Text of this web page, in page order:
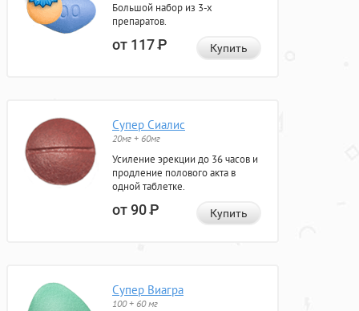
Большой набор из 3-х
препаратов.
от 117Р Купить
Супер Сиалис
20мг + 60мг
Усиление эрекции до 36 часов и
продление полового акта в
одной таблетке.
от 90Р Купить
Супер Виагра
100 + 60 мг